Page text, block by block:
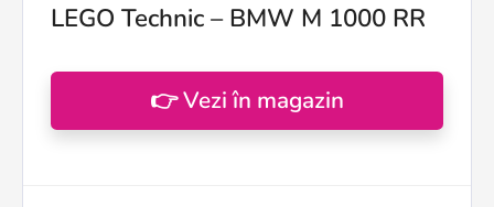
LEGO Technic – BMW M 1000 RR
👉 Vezi în magazin